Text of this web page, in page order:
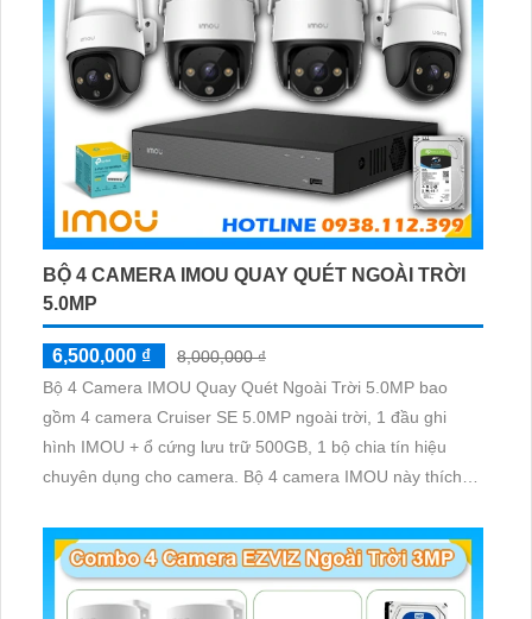
BỘ 4 CAMERA IMOU QUAY QUÉT NGOÀI TRỜI
5.0MP
6,500,000 ₫
8,000,000 ₫
Bộ 4 Camera IMOU Quay Quét Ngoài Trời 5.0MP bao
gồm 4 camera Cruiser SE 5.0MP ngoài trời, 1 đầu ghi
hình IMOU + ổ cứng lưu trữ 500GB, 1 bộ chia tín hiệu
chuyên dụng cho camera. Bộ 4 camera IMOU này thích
cần giám sát ngoài trời